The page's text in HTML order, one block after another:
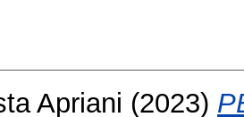
Apriani (2023)